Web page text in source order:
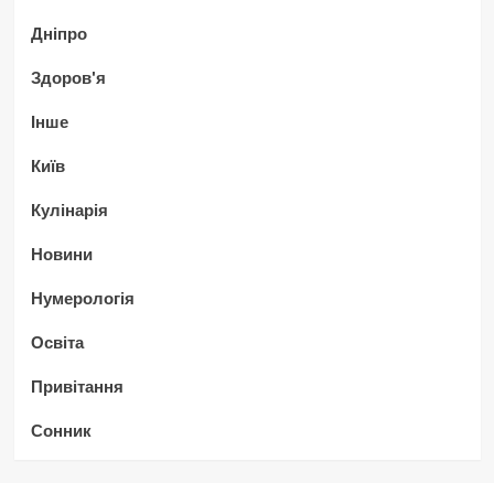
Дніпро
Здоров'я
Інше
Київ
Кулінарія
Новини
Нумерологія
Освіта
Привітання
Сонник